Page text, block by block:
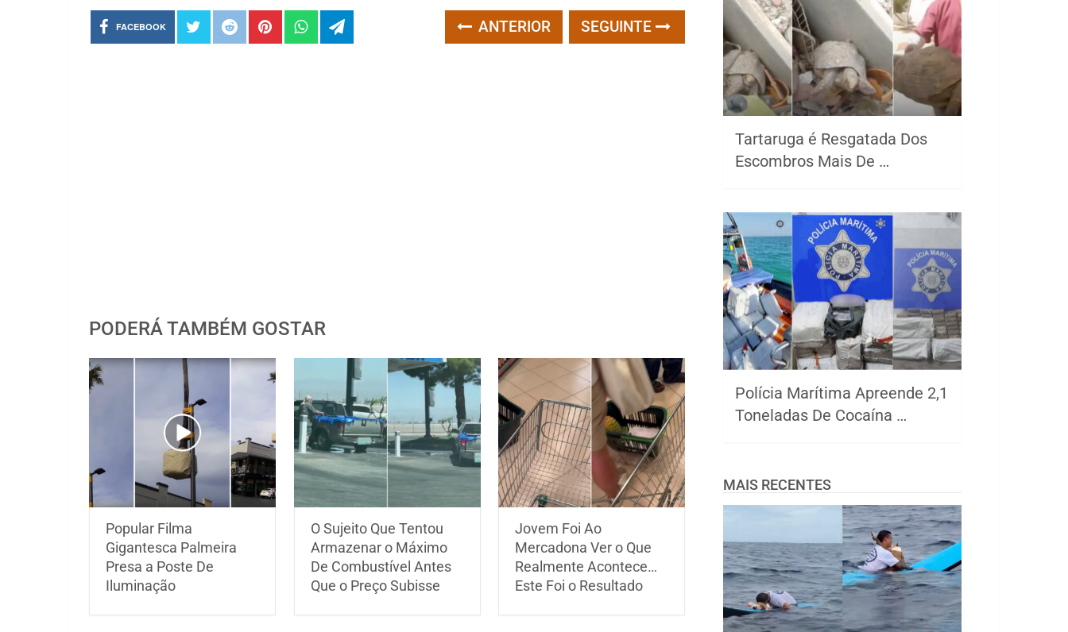
FACEBOOK ANTERIOR SEGUINTE
PODERÁ TAMBÉM GOSTAR
Popular Filma
Gigantesca Palmeira
Presa a Poste De
Iluminação
O Sujeito Que Tentou
Armazenar o Máximo
De Combustível Antes
Que o Preço Subisse
Jovem Foi Ao
Mercadona Ver o Que
Realmente Acontece…
Este Foi o Resultado
Tartaruga é Resgatada Dos
Escombros Mais De …
Polícia Marítima Apreende 2,1
Toneladas De Cocaína …
MAIS RECENTES